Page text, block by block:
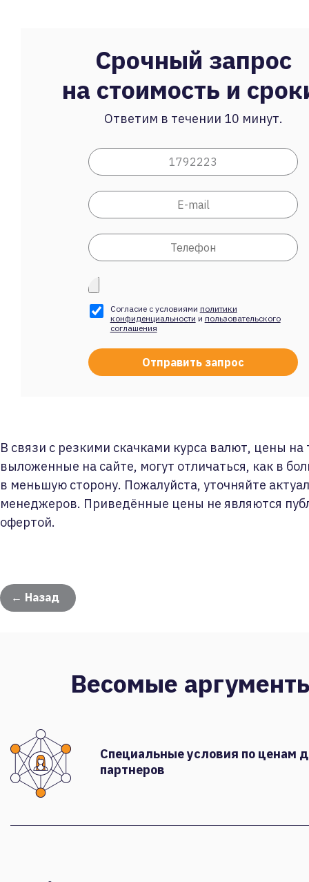
Срочный запрос
на стоимость и
Ответим в течении 10 минут.
Согласие с условиями политики
конфиденциальности и пользовательского
соглашения
В связи с резкими скачками курса валют, цены на
выложенные на сайте, могут отличаться, как в
в меньшую сторону. Пожалуйста, уточняйте
менеджеров. Приведённые цены не являются
офертой.
← Назад
Весомые
Специальные условия по ценам
партнеров